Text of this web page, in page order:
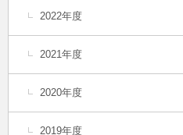
2022年度
2021年度
2020年度
2019年度